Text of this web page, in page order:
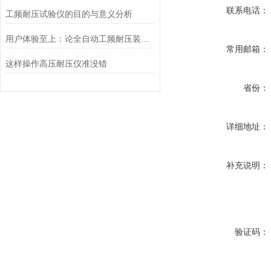
工频耐压试验仪的目的与意义分析
这样操作高压耐压仪准没错
联系电话：
常用邮箱：
省份：
详细地址：
补充说明：
验证码：